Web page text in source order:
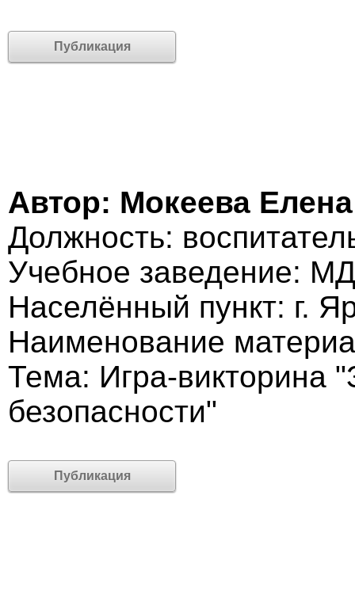
Публикация
Автор: Мокеева
Должность:
Учебное заведение:
Населённый пункт: г.
Наименование
Тема: Игра-викторина
безопасности"
Публикация